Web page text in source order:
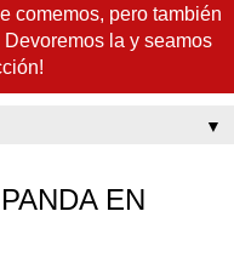
comemos, pero también
la y seamos
▼
EN